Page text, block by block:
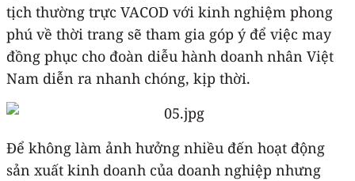
tịch thường trực VACOD với kinh nghiệm phong
phú về thời trang sẽ tham gia góp ý để việc may
đồng phục cho đoàn diễu hành doanh nhân Việt
Nam diễn ra nhanh chóng, kịp thời.
Để không làm ảnh hưởng nhiều đến hoạt động
sản xuất kinh doanh của doanh nghiệp nhưng